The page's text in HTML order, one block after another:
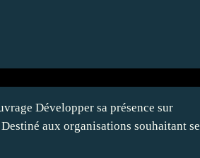
Développer sa présence sur
aux organisations souhaitant se